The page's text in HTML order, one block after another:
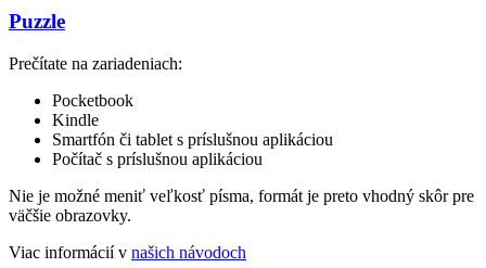
Puzzle
Prečítate na zariadeniach:
Pocketbook
Kindle
Smartfón či tablet s príslušnou aplikáciou
Počítač s príslušnou aplikáciou
Nie je možné meniť veľkosť písma, formát je preto vhodný skôr pre
väčšie obrazovky.
Viac informácií v našich návodoch